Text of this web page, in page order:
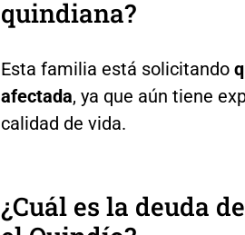
quindiana?
Esta familia está solicitando
afectada, ya que aún tiene
calidad de vida.
¿Cuál es la deuda